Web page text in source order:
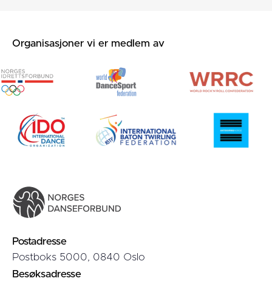
Organisasjoner vi er medlem av
Postadresse
Postboks 5000, 0840 Oslo
Besøksadresse